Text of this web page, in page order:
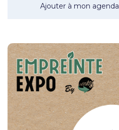
Ajouter à mon agenda